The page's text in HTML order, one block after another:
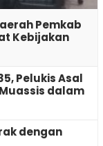
Pemkab
Kebijakan
Pelukis Asal
dalam
dengan